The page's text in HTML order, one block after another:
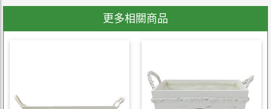
更多相關商品